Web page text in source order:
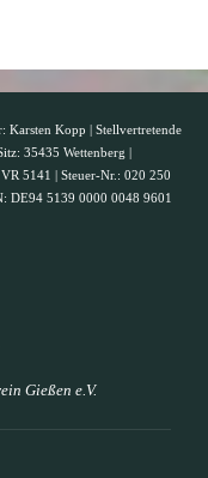
Karsten Kopp | Stellvertretende
35435 Wettenberg |
5141 | Steuer-Nr.: 020 250
DE94 5139 0000 0048 9601
Gießen e.V.